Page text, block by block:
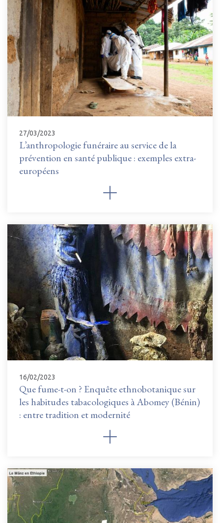
27/03/2023
L’anthropologie funéraire au service de la
prévention en santé publique : exemples extra-
européens
16/02/2023
Que fume-t-on ? Enquête ethnobotanique sur
les habitudes tabacologiques à Abomey (Bénin)
: entre tradition et modernité